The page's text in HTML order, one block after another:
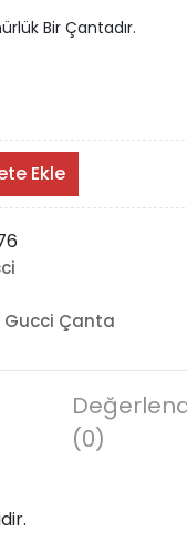
Bir Çantadır.
Ekle
Gucci Çanta
(0)